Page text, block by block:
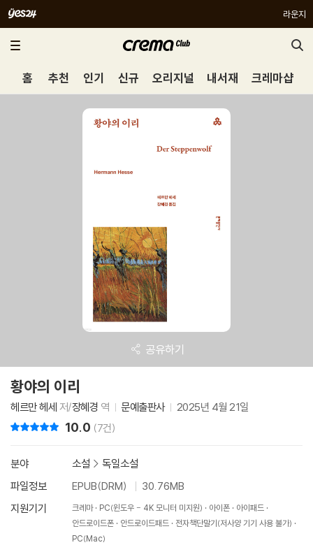
라운지
홈 추천 인기 신규 오리지널 내서재 크레마샵
공유하기
황야의 이리
헤르만 헤세 저/장혜경 역 문예출판사 2025년 4월 21일
10.0 (7건)
분야 소설 > 독일소설
파일정보
EPUB(DRM)
30.76MB
지원기기
크레마 PC(윈도우 - 4K 모니터 미지원) 아이폰
아이패드
안드로이드폰
안드로이드패드
전자책단말기(저사양 기기 사용 불가)
PC(Mac)